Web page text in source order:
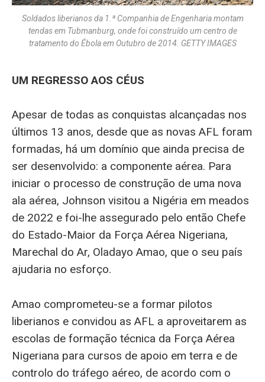
Soldados liberianos da 1.ª Companhia de Engenharia montam
tendas em Tubmanburg, onde foi construído um centro de
tratamento do Ébola em Outubro de 2014. GETTY IMAGES
UM REGRESSO AOS CÉUS
Apesar de todas as conquistas alcançadas nos
últimos 13 anos, desde que as novas AFL foram
formadas, há um domínio que ainda precisa de
ser desenvolvido: a componente aérea. Para
iniciar o processo de construção de uma nova
ala aérea, Johnson visitou a Nigéria em meados
de 2022 e foi-lhe assegurado pelo então Chefe
do Estado-Maior da Força Aérea Nigeriana,
Marechal do Ar, Oladayo Amao, que o seu país
ajudaria no esforço.
Amao comprometeu-se a formar pilotos
liberianos e convidou as AFL a aproveitarem as
escolas de formação técnica da Força Aérea
Nigeriana para cursos de apoio em terra e de
controlo do tráfego aéreo, de acordo com o